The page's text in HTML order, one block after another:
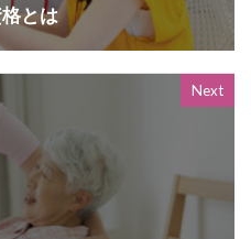
とは
Next